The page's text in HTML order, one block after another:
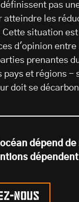
pas
atteindre les
Cette situation
d'opinion entre
prenantes
pays et régions -
doit se
dépend
nous